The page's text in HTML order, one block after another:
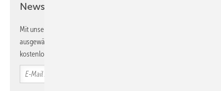
Newsletter!
Mit unserem Newsletter erhalten Sie regelmäßig von uns
ausgewählte Informationen und Neuigkeiten, gebündelt und
kostenlos direkt ins Postfach.